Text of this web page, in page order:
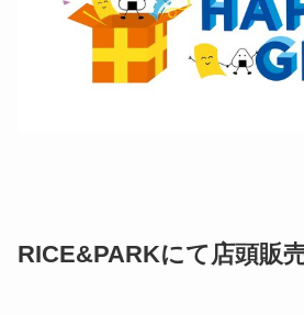
RICE&PARKにて店頭販